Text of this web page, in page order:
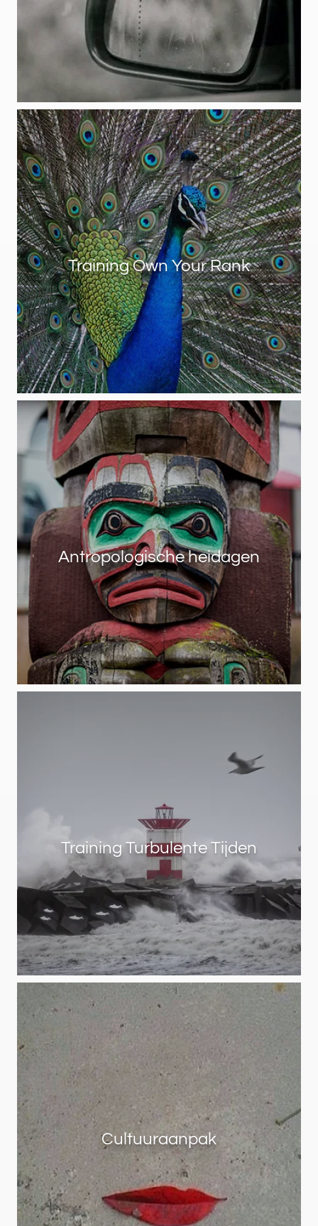
Training Own Your Rank
Antropologische heidagen
Training Turbulente Tijden
Cultuuraanpak